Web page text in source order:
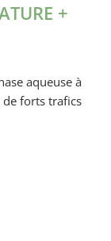
+
aqueuse à
de forts trafics